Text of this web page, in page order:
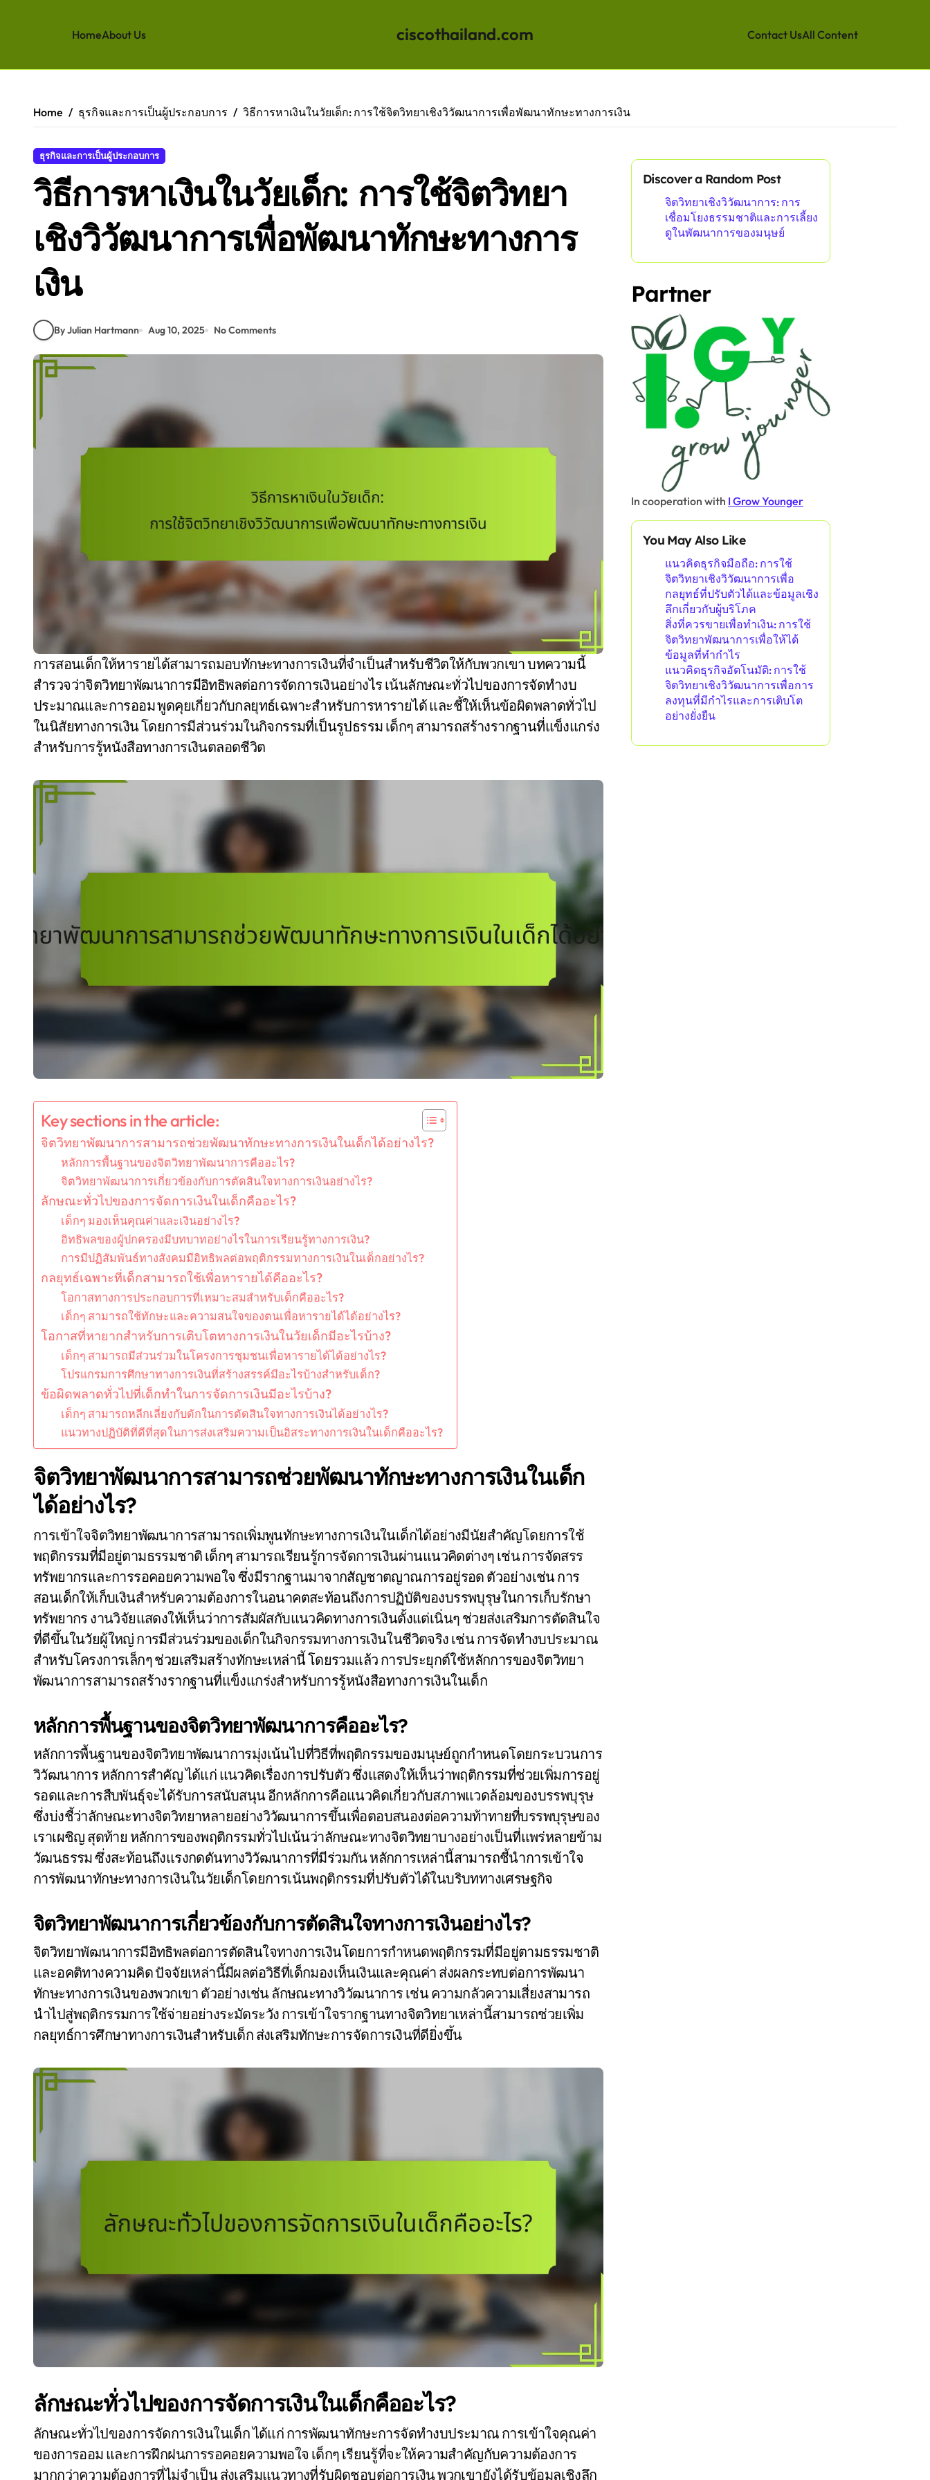
HomeAbout Us ciscothailand.com Contact UsAll Content
contentHome ธุรกิจและการเป็นผู้ประกอบการ วิธีการหาเงินในวัยเด็ก: การใช้จิตวิทยาเชิงวิวัฒนาการเพื่อพัฒนาทักษะทางการเงิน
ธุรกิจและการเป็นผู้ประกอบการ
วิธีการหาเงินในวัยเด็ก: การใช้จิตวิทยา
เชิงวิวัฒนาการเพื่อพัฒนาทักษะทางการ
เงิน
By Julian Hartmann Aug 10, 2025 No Comments
การสอนเด็กให้หารายได้สามารถมอบทักษะทางการเงินที่จำเป็นสำหรับชีวิตให้กับพวกเขา บทความนี้
สำรวจว่าจิตวิทยาพัฒนาการมีอิทธิพลต่อการจัดการเงินอย่างไร เน้นลักษณะทั่วไปของการจัดทำงบ
ประมาณและการออม พูดคุยเกี่ยวกับกลยุทธ์เฉพาะสำหรับการหารายได้ และชี้ให้เห็นข้อผิดพลาดทั่วไป
ในนิสัยทางการเงิน โดยการมีส่วนร่วมในกิจกรรมที่เป็นรูปธรรม เด็กๆ สามารถสร้างรากฐานที่แข็งแกร่ง
สำหรับการรู้หนังสือทางการเงินตลอดชีวิต
Key sections in the article:
จิตวิทยาพัฒนาการสามารถช่วยพัฒนาทักษะทางการเงินในเด็กได้อย่างไร?
หลักการพื้นฐานของจิตวิทยาพัฒนาการคืออะไร?
จิตวิทยาพัฒนาการเกี่ยวข้องกับการตัดสินใจทางการเงินอย่างไร?
ลักษณะทั่วไปของการจัดการเงินในเด็กคืออะไร?
เด็กๆ มองเห็นคุณค่าและเงินอย่างไร?
อิทธิพลของผู้ปกครองมีบทบาทอย่างไรในการเรียนรู้ทางการเงิน?
การมีปฏิสัมพันธ์ทางสังคมมีอิทธิพลต่อพฤติกรรมทางการเงินในเด็กอย่างไร?
กลยุทธ์เฉพาะที่เด็กสามารถใช้เพื่อหารายได้คืออะไร?
โอกาสทางการประกอบการที่เหมาะสมสำหรับเด็กคืออะไร?
เด็กๆ สามารถใช้ทักษะและความสนใจของตนเพื่อหารายได้ได้อย่างไร?
โอกาสที่หายากสำหรับการเติบโตทางการเงินในวัยเด็กมีอะไรบ้าง?
เด็กๆ สามารถมีส่วนร่วมในโครงการชุมชนเพื่อหารายได้ได้อย่างไร?
โปรแกรมการศึกษาทางการเงินที่สร้างสรรค์มีอะไรบ้างสำหรับเด็ก?
ข้อผิดพลาดทั่วไปที่เด็กทำในการจัดการเงินมีอะไรบ้าง?
เด็กๆ สามารถหลีกเลี่ยงกับดักในการตัดสินใจทางการเงินได้อย่างไร?
แนวทางปฏิบัติที่ดีที่สุดในการส่งเสริมความเป็นอิสระทางการเงินในเด็กคืออะไร?
จิตวิทยาพัฒนาการสามารถช่วยพัฒนาทักษะทางการเงินในเด็ก
ได้อย่างไร?
การเข้าใจจิตวิทยาพัฒนาการสามารถเพิ่มพูนทักษะทางการเงินในเด็กได้อย่างมีนัยสำคัญโดยการใช้
พฤติกรรมที่มีอยู่ตามธรรมชาติ เด็กๆ สามารถเรียนรู้การจัดการเงินผ่านแนวคิดต่างๆ เช่น การจัดสรร
ทรัพยากรและการรอคอยความพอใจ ซึ่งมีรากฐานมาจากสัญชาตญาณการอยู่รอด ตัวอย่างเช่น การ
สอนเด็กให้เก็บเงินสำหรับความต้องการในอนาคตสะท้อนถึงการปฏิบัติของบรรพบุรุษในการเก็บรักษา
ทรัพยากร งานวิจัยแสดงให้เห็นว่าการสัมผัสกับแนวคิดทางการเงินตั้งแต่เนิ่นๆ ช่วยส่งเสริมการตัดสินใจ
ที่ดีขึ้นในวัยผู้ใหญ่ การมีส่วนร่วมของเด็กในกิจกรรมทางการเงินในชีวิตจริง เช่น การจัดทำงบประมาณ
สำหรับโครงการเล็กๆ ช่วยเสริมสร้างทักษะเหล่านี้ โดยรวมแล้ว การประยุกต์ใช้หลักการของจิตวิทยา
พัฒนาการสามารถสร้างรากฐานที่แข็งแกร่งสำหรับการรู้หนังสือทางการเงินในเด็ก
หลักการพื้นฐานของจิตวิทยาพัฒนาการคืออะไร?
หลักการพื้นฐานของจิตวิทยาพัฒนาการมุ่งเน้นไปที่วิธีที่พฤติกรรมของมนุษย์ถูกกำหนดโดยกระบวนการ
วิวัฒนาการ หลักการสำคัญ ได้แก่ แนวคิดเรื่องการปรับตัว ซึ่งแสดงให้เห็นว่าพฤติกรรมที่ช่วยเพิ่มการอยู่
รอดและการสืบพันธุ์จะได้รับการสนับสนุน อีกหลักการคือแนวคิดเกี่ยวกับสภาพแวดล้อมของบรรพบุรุษ
ซึ่งบ่งชี้ว่าลักษณะทางจิตวิทยาหลายอย่างวิวัฒนาการขึ้นเพื่อตอบสนองต่อความท้าทายที่บรรพบุรุษของ
เราเผชิญ สุดท้าย หลักการของพฤติกรรมทั่วไปเน้นว่าลักษณะทางจิตวิทยาบางอย่างเป็นที่แพร่หลายข้าม
วัฒนธรรม ซึ่งสะท้อนถึงแรงกดดันทางวิวัฒนาการที่มีร่วมกัน หลักการเหล่านี้สามารถชี้นำการเข้าใจ
การพัฒนาทักษะทางการเงินในวัยเด็กโดยการเน้นพฤติกรรมที่ปรับตัวได้ในบริบททางเศรษฐกิจ
จิตวิทยาพัฒนาการเกี่ยวข้องกับการตัดสินใจทางการเงินอย่างไร?
จิตวิทยาพัฒนาการมีอิทธิพลต่อการตัดสินใจทางการเงินโดยการกำหนดพฤติกรรมที่มีอยู่ตามธรรมชาติ
และอคติทางความคิด ปัจจัยเหล่านี้มีผลต่อวิธีที่เด็กมองเห็นเงินและคุณค่า ส่งผลกระทบต่อการพัฒนา
ทักษะทางการเงินของพวกเขา ตัวอย่างเช่น ลักษณะทางวิวัฒนาการ เช่น ความกลัวความเสี่ยงสามารถ
นำไปสู่พฤติกรรมการใช้จ่ายอย่างระมัดระวัง การเข้าใจรากฐานทางจิตวิทยาเหล่านี้สามารถช่วยเพิ่ม
กลยุทธ์การศึกษาทางการเงินสำหรับเด็ก ส่งเสริมทักษะการจัดการเงินที่ดียิ่งขึ้น
ลักษณะทั่วไปของการจัดการเงินในเด็กคืออะไร?
ลักษณะทั่วไปของการจัดการเงินในเด็ก ได้แก่ การพัฒนาทักษะการจัดทำงบประมาณ การเข้าใจคุณค่า
ของการออม และการฝึกฝนการรอคอยความพอใจ เด็กๆ เรียนรู้ที่จะให้ความสำคัญกับความต้องการ
มากกว่าความต้องการที่ไม่จำเป็น ส่งเสริมแนวทางที่รับผิดชอบต่อการเงิน พวกเขายังได้รับข้อมูลเชิงลึก
Discover a Random Post
จิตวิทยาเชิงวิวัฒนาการ: การ
เชื่อมโยงธรรมชาติและการเลี้ยง
ดูในพัฒนาการของมนุษย์
Partner
In cooperation with I Grow Younger
You May Also Like
แนวคิดธุรกิจมือถือ: การใช้
จิตวิทยาเชิงวิวัฒนาการเพื่อ
กลยุทธ์ที่ปรับตัวได้และข้อมูลเชิง
ลึกเกี่ยวกับผู้บริโภค
สิ่งที่ควรขายเพื่อทำเงิน: การใช้
จิตวิทยาพัฒนาการเพื่อให้ได้
ข้อมูลที่ทำกำไร
แนวคิดธุรกิจอัตโนมัติ: การใช้
จิตวิทยาเชิงวิวัฒนาการเพื่อการ
ลงทุนที่มีกำไรและการเติบโต
อย่างยั่งยืน